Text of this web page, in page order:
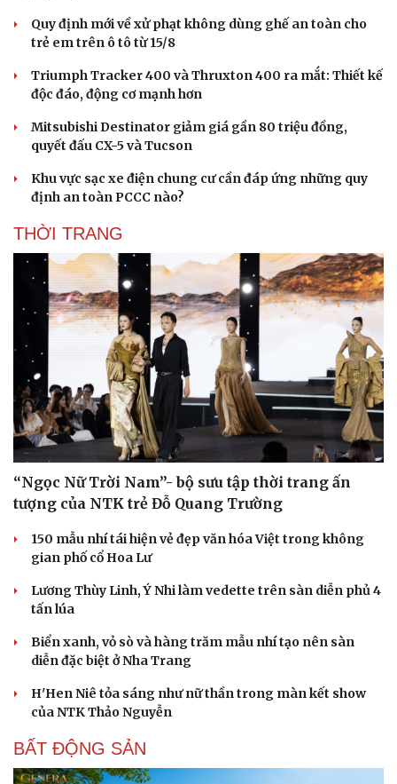
Ăn sạch sống khỏe
Quy định mới về xử phạt không dùng ghế an toàn cho
trẻ em trên ô tô từ 15/8
Triumph Tracker 400 và Thruxton 400 ra mắt: Thiết kế
độc đáo, động cơ mạnh hơn
Mitsubishi Destinator giảm giá gần 80 triệu đồng,
quyết đấu CX-5 và Tucson
Khu vực sạc xe điện chung cư cần đáp ứng những quy
định an toàn PCCC nào?
THỜI TRANG
“Ngọc Nữ Trời Nam”- bộ sưu tập thời trang ấn
tượng của NTK trẻ Đỗ Quang Trường
150 mẫu nhí tái hiện vẻ đẹp văn hóa Việt trong không
gian phố cổ Hoa Lư
Lương Thùy Linh, Ý Nhi làm vedette trên sàn diễn phủ 4
tấn lúa
Biển xanh, vỏ sò và hàng trăm mẫu nhí tạo nên sàn
diễn đặc biệt ở Nha Trang
H'Hen Niê tỏa sáng như nữ thần trong màn kết show
của NTK Thảo Nguyễn
BẤT ĐỘNG SẢN